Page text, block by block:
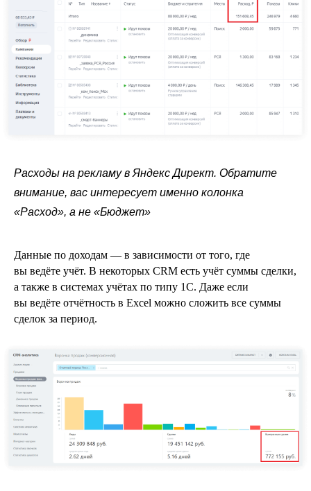
Расходы на рекламу в Яндекс Директ. Обратите
внимание, вас интересует именно колонка
«Расход», а не «Бюджет»
Данные по доходам — в зависимости от того, где
вы ведёте учёт. В некоторых CRM есть учёт суммы сделки,
а также в системах учётах по типу 1C. Даже если
вы ведёте отчётность в Excel можно сложить все суммы
сделок за период.